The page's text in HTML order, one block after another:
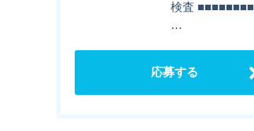
検査
…
応募する